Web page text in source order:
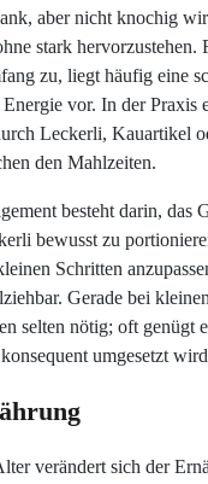
aber nicht knochig
stark hervorzustehen.
zu, liegt häufig eine
vor. In der Praxis
Leckerli, Kauartikel
den Mahlzeiten.
besteht darin, das
bewusst zu
Schritten
Gerade bei
selten nötig; oft genügt
umgesetzt
verändert sich der